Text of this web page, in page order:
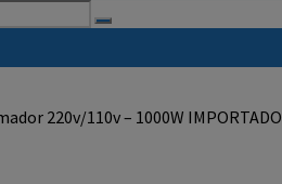
220v/110v – 1000W IMPORTADO